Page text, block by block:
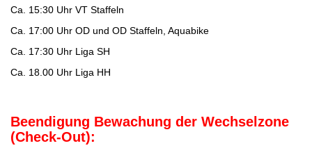
Ca. 15:30 Uhr VT Staffeln
Ca. 17:00 Uhr OD und OD Staffeln, Aquabike
Ca. 17:30 Uhr Liga SH
Ca. 18.00 Uhr Liga HH
Beendigung Bewachung der Wechselzone
(Check-Out):